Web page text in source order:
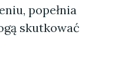
popełnia
skutkować